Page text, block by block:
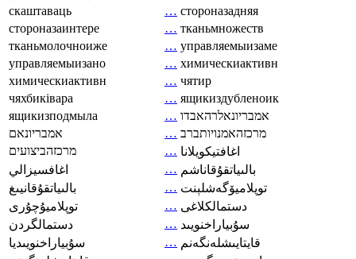
скаштаваць
… стороназадняя
стороназаинтере
… тканьмножеств
тканьмолочноиже
… управляемыизаме
управляемыизано
… химическиактивн
химическиактивн
… чятир
чяхбиківара
… ящикиздубленоик
ящикизподмыла
… אמבריונאלרהאבדו
אמבריונאם
… מרכזהאמנויותברב
מרכזהביצועים
… اغافتيكويلانا
اغافسيزالي
… بالىياتقۇقاناشم
بالىياتقۇقانيىغ
… توپلاميۆگەشلېنت
توپلاميۇچۇرى
… دستمالکلاغی
دستمالگردن
… سۇبياراخنويىد
سۇبياراخنويىديا
… قايتايىشلەنگەنم